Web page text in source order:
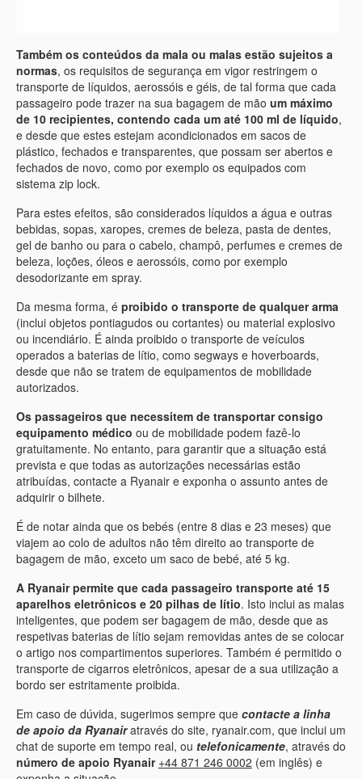
Também os conteúdos da mala ou malas estão sujeitos a
normas, os requisitos de segurança em vigor restringem o
transporte de líquidos, aerossóis e géis, de tal forma que cada
passageiro pode trazer na sua bagagem de mão um máximo
de 10 recipientes, contendo cada um até 100 ml de líquido,
e desde que estes estejam acondicionados em sacos de
plástico, fechados e transparentes, que possam ser abertos e
fechados de novo, como por exemplo os equipados com
sistema zip lock.
Para estes efeitos, são considerados líquidos a água e outras
bebidas, sopas, xaropes, cremes de beleza, pasta de dentes,
gel de banho ou para o cabelo, champô, perfumes e cremes de
beleza, loções, óleos e aerossóis, como por exemplo
desodorizante em spray.
Da mesma forma, é proibido o transporte de qualquer arma
(inclui objetos pontiagudos ou cortantes) ou material explosivo
ou incendiário. É ainda proibido o transporte de veículos
operados a baterias de lítio, como segways e hoverboards,
desde que não se tratem de equipamentos de mobilidade
autorizados.
Os passageiros que necessitem de transportar consigo
equipamento médico ou de mobilidade podem fazê-lo
gratuitamente. No entanto, para garantir que a situação está
prevista e que todas as autorizações necessárias estão
atribuídas, contacte a Ryanair e exponha o assunto antes de
adquirir o bilhete.
É de notar ainda que os bebés (entre 8 dias e 23 meses) que
viajem ao colo de adultos não têm direito ao transporte de
bagagem de mão, exceto um saco de bebé, até 5 kg.
A Ryanair permite que cada passageiro transporte até 15
aparelhos eletrônicos e 20 pilhas de lítio. Isto inclui as malas
inteligentes, que podem ser bagagem de mão, desde que as
respetivas baterias de lítio sejam removidas antes de se colocar
o artigo nos compartimentos superiores. Também é permitido o
transporte de cigarros eletrônicos, apesar de a sua utilização a
bordo ser estritamente proibida.
Em caso de dúvida, sugerimos sempre que contacte a linha
de apoio da Ryanairatravés do site, ryanair.com, que inclui um
chat de suporte em tempo real, ou telefonicamente, através do
número de apoio Ryanair +44 871 246 0002 (em inglês) e